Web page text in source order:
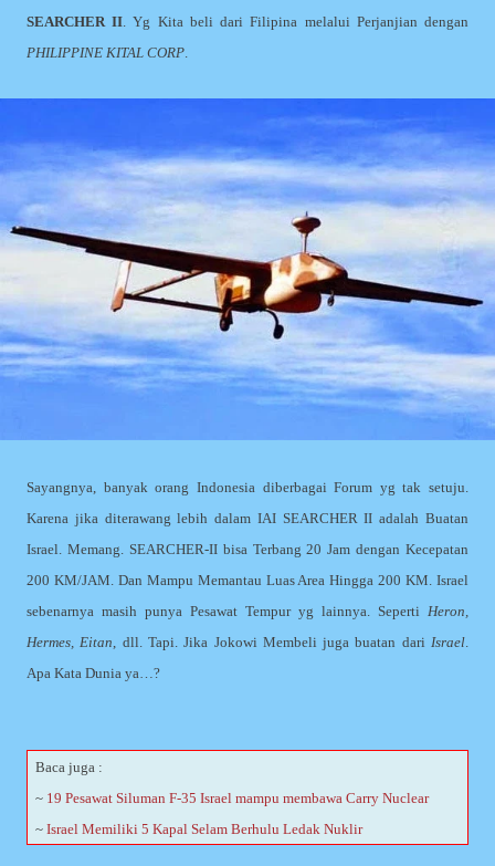
SEARCHER II . Yg Kita beli dari Filipina melalui Perjanjian dengan
PHILIPPINE KITAL CORP
Sayangnya, banyak orang Indonesia diberbagai Forum yg tak setuju.
Karena jika diterawang lebih dalam IAI SEARCHER II adalah Buatan
Israel. Memang. SEARCHER-II bisa Terbang 20 Jam dengan Kecepatan
200 KM/JAM. Dan Mampu Memantau Luas Area Hingga 200 KM. Israel
sebenarnya masih punya Pesawat Tempur yg lainnya. Seperti Heron,
Hermes, Eitan, dll. Tapi. Jika Jokowi Membeli juga buatan dariIsrael.
Apa Kata Dunia ya…?
Baca juga :
~ 19 Pesawat Siluman F-35 Israel mampu membawa Carry Nuclear
~Israel Memiliki 5 Kapal Selam Berhulu Ledak Nuklir